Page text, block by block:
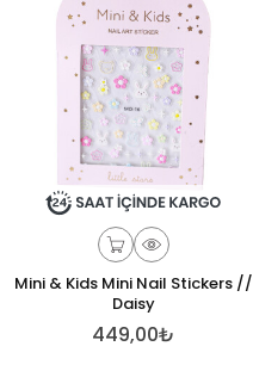
Mini & Kids Mini Nail Stickers //
Daisy
449,00₺